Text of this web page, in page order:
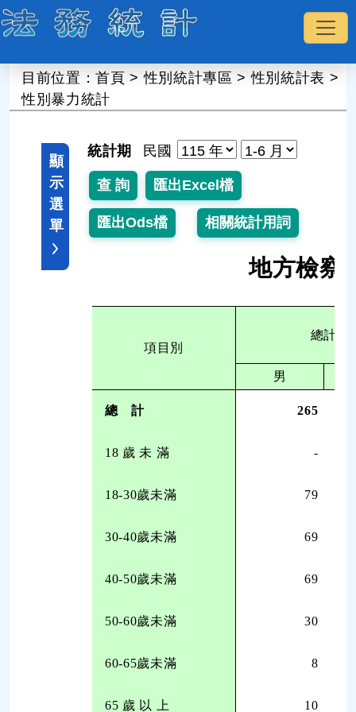
目前位置：首頁 >性別統計專區 >性別統計表 >
性別暴力統計
顯
示
選
單
統計期 民國
地方檢察
項目別
總計
男
總 計 265
18 歲 未 滿 -
18-30歲未滿 79
30-40歲未滿 69
40-50歲未滿 69
50-60歲未滿 30
60-65歲未滿 8
65 歲 以 上 10